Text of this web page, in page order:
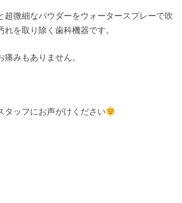
超微細なパウダーをウォータースプレーで吹
れを取り除く歯科機器です。
みもありません。
タッフにお声がけください